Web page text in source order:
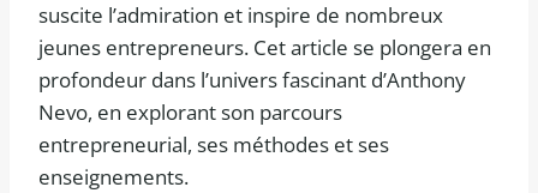
suscite l’admiration et inspire de nombreux
jeunes entrepreneurs. Cet article se plongera en
profondeur dans l’univers fascinant d’Anthony
Nevo, en explorant son parcours
entrepreneurial, ses méthodes et ses
enseignements.